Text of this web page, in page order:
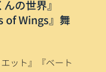
の世界』
of Wings』舞
ット』『ベート